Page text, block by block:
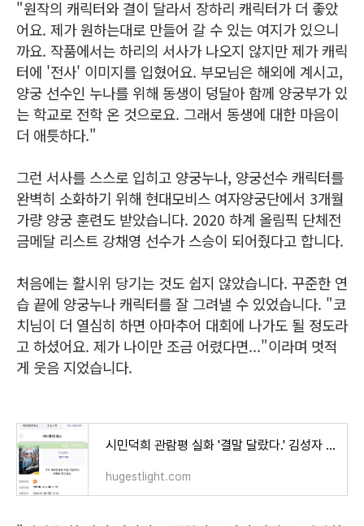
"원작의 캐릭터와 결이 달라서 장하리 캐릭터가 더 좋았
어요. 제가 원하는대로 만들어 갈 수 있는 여지가 있으니
까요. 작품에서는 하리의 서사가 나오지 않지만 제가 캐릭
터에 '전사' 이미지를 입혔어요. 부모님은 해외에 계시고,
양궁 선수인 누나를 위해 동생이 덩달아 함께 양궁부가 있
는 학교로 전학 온 것으로요. 그래서 동생에 대한 마음이
더 애틋하다."
그런 서사를 스스로 입히고 양궁누나, 양궁선수 캐릭터를
완벽히 소화하기 위해 현대모비스 여자양궁단에서 3개월
가량 양궁 훈련도 받았습니다. 2020 하계 올림픽 단체전
금메달 리스트 강채영 선수가 스승이 되어줬다고 합니다.
처음에는 활시위 당기는 것도 쉽지 않았습니다. 꾸준한 연
습 끝에 양궁누나 캐릭터를 잘 그려낼 수 있었습니다. "코
치님이 더 열심히 하면 아마추어 대회에 나가도 될 정도라
고 하셨어요. 제가 나이만 조금 어렸다면..."이라며 멋적
게 웃음 지었습니다.
시민덕희 관람평 실화 '결말 달랐다.' 김성자 평점 손익분기점 가능? 쿠키 X
hugestlight.com